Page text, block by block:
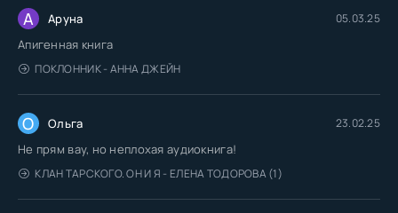
А Аруна 05.03.25
Апигенная книга
ПОКЛОННИК - АННА ДЖЕЙН
О Ольга 23.02.25
Не прям вау, но неплохая аудиокнига!
КЛАН ТАРСКОГО. ОН И Я - ЕЛЕНА ТОДОРОВА (1)